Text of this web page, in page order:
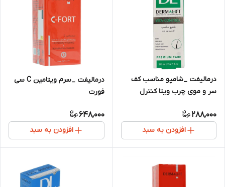
درمالیفت _شامپو مناسب کف
سر و موی چرب ویتا کنترل
288,000
افزودن به سبد
درمالیفت _سرم ویتامین C سی
فورت
648,000
افزودن به سبد